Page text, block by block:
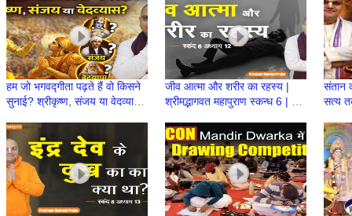
हम जो भगवद्गीता पढ़ते हैं वो किसने
सुनाई? श्रीकृष्ण, संजय या वेदव्यास?
जीव आत्मा और शरीर का रहस्य |
श्रीमद्भागवत महापुराण स्कन्ध 6 | BP
Prabhu
संतान
सत्य